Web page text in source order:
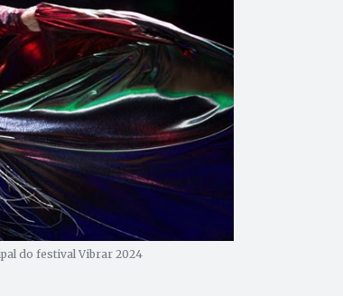
do festival Vibrar 2024